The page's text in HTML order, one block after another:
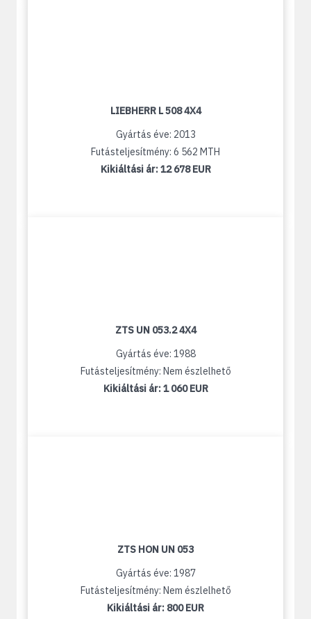
LIEBHERR L 508 4X4
Gyártás éve: 2013
Futásteljesítmény: 6 562 MTH
Kikiáltási ár:12 678 EUR
ZTS UN 053.2 4X4
Gyártás éve: 1988
Futásteljesítmény: Nem észlelhető
Kikiáltási ár:1 060 EUR
ZTS HON UN 053
Gyártás éve: 1987
Futásteljesítmény: Nem észlelhető
Kikiáltási ár: 800 EUR